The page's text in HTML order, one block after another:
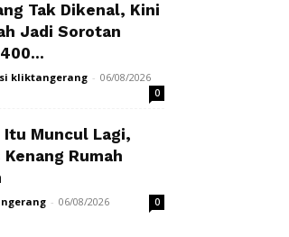
Tak Dikenal, Kini
Jadi Sorotan
kliktangerang - 06/08/2026
0
Itu Muncul Lagi,
Rumah
- 06/08/2026 0